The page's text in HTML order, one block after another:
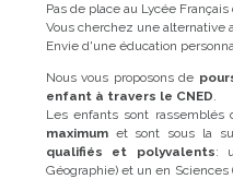
Pas de place au Lycée
Vous cherchez une alternative
Envie d'une éducation
Nous vous proposons de
enfant à travers le CNED.
Les enfants sont rassemblés
maximumet sont sous la
qualifiés et polyvalents:
Géographie) et un en